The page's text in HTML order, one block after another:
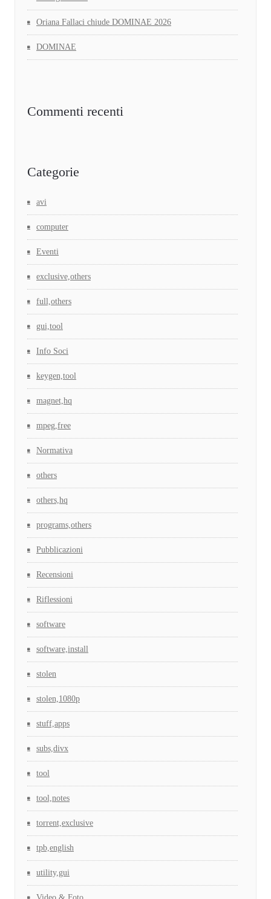
Oriana Fallaci chiude DOMINAE 2026
DOMINAE
Commenti recenti
Categorie
avi
computer
Eventi
exclusive,others
full,others
gui,tool
Info Soci
keygen,tool
magnet,hq
mpeg,free
Normativa
others
others,hq
programs,others
Pubblicazioni
Recensioni
Riflessioni
software
software,install
stolen
stolen,1080p
stuff,apps
subs,divx
tool
tool,notes
torrent,exclusive
tpb,english
utility,gui